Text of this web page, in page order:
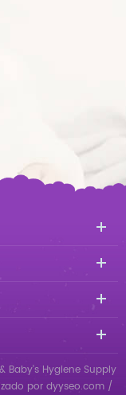
Baby's Hygiene Supply
por dyyseo.com /